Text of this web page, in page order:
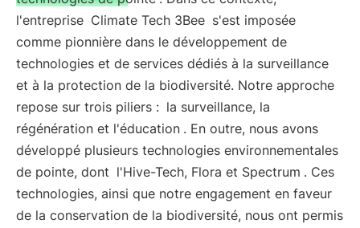
l'entreprise Climate Tech 3Bee s'est imposée
comme pionnière dans le développement de
technologies et de services dédiés à la surveillance
et à la protection de la biodiversité. Notre approche
repose sur trois piliers : la surveillance, la
régénération et l'éducation . En outre, nous avons
développé plusieurs technologies environnementales
de pointe, dont l'Hive-Tech, Flora et Spectrum . Ces
technologies, ainsi que notre engagement en faveur
de la conservation de la biodiversité, nous ont permis